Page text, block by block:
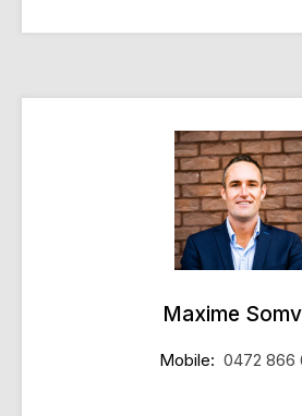
Maxime
Mobile: 0472 866